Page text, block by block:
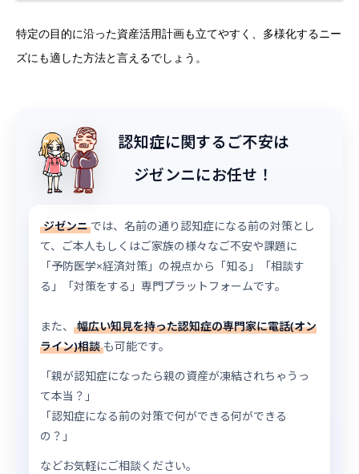
特定の目的に沿った資産活用計画も立てやすく、多様化するニー
ズにも適した方法と言えるでしょう。
認知症に関するご不安は
ジゼンニにお任せ！
ジゼンニ では、名前の通り認知症になる前の対策とし
て、ご本人もしくはご家族の様々なご不安や課題に
「予防医学×経済対策」の視点から「知る」「相談す
る」「対策をする」専門プラットフォームです。
また、
幅広い知見を持った認知症の専門家に電話(オン
ライン)相談も可能です。
「親が認知症になったら親の資産が凍結されちゃうっ
て本当？」
「認知症になる前の対策で何ができる何ができる
の？」
などお気軽にご相談ください。